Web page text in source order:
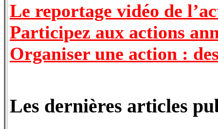
Le reportage vidéo de
Participez aux actions
Organiser une action :
Les dernières articles